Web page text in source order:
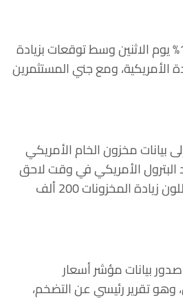
وكانت الأسعار تراجعت 1% يوم الاثنين وسط توقعات بزيادة
الأمريكية، ومع جني المستثمرين
بيانات مخزون الخام الأمريكي
البترول الأمريكي في وقت لاحق
يوم الثلاثاء. ويتوقع محللون زيادة المخزونات 200 ألف
بيانات مؤشر أسعار
وهو تقرير رئيسي عن التضخم،